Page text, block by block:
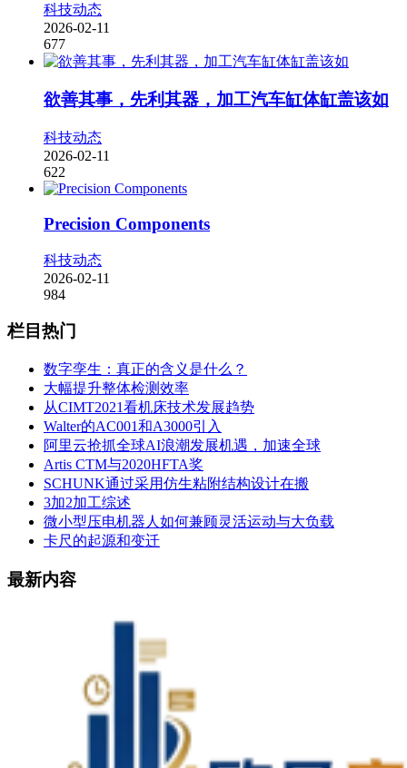
科技动态
2026-02-11
677
欲善其事，先利其器，加工汽车缸体缸盖该如
科技动态
2026-02-11
622
Precision Components
科技动态
2026-02-11
984
栏目热门
数字孪生：真正的含义是什么？
大幅提升整体检测效率
从CIMT2021看机床技术发展趋势
Walter的AC001和A3000引入
阿里云抢抓全球AI浪潮发展机遇，加速全球
Artis CTM与2020HFTA奖
SCHUNK通过采用仿生粘附结构设计在搬
3加2加工综述
微小型压电机器人如何兼顾灵活运动与大负载
卡尺的起源和变迁
最新内容